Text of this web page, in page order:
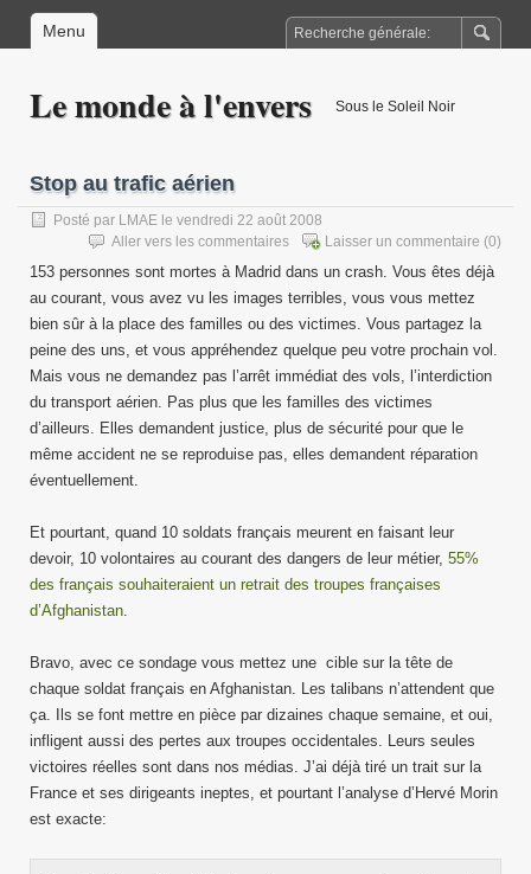
Menu
Le monde à l'envers Sous le Soleil Noir
Stop au trafic aérien
Posté par LMAE le vendredi 22 août 2008
Laisser un commentaire (0)
Aller vers les commentaires
153 personnes sont mortes à Madrid dans un crash. Vous êtes déjà
au courant, vous avez vu les images terribles, vous vous mettez
bien sûr à la place des familles ou des victimes. Vous partagez la
peine des uns, et vous appréhendez quelque peu votre prochain vol.
Mais vous ne demandez pas l’arrêt immédiat des vols, l’interdiction
du transport aérien. Pas plus que les familles des victimes
d’ailleurs. Elles demandent justice, plus de sécurité pour que le
même accident ne se reproduise pas, elles demandent réparation
éventuellement.
Et pourtant, quand 10 soldats français meurent en faisant leur
devoir, 10 volontaires au courant des dangers de leur métier, 55%
des français souhaiteraient un retrait des troupes françaises
d’Afghanistan.
Bravo, avec ce sondage vous mettez une cible sur la tête de
chaque soldat français en Afghanistan. Les talibans n’attendent que
ça. Ils se font mettre en pièce par dizaines chaque semaine, et oui,
infligent aussi des pertes aux troupes occidentales. Leurs seules
victoires réelles sont dans nos médias. J’ai déjà tiré un trait sur la
France et ses dirigeants ineptes, et pourtant l’analyse d’Hervé Morin
est exacte: